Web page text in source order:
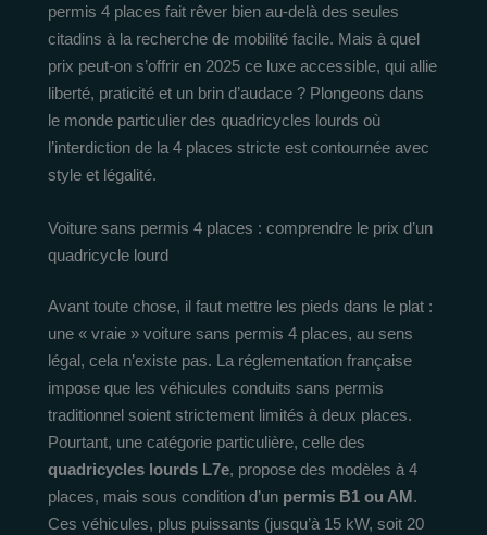
permis 4 places fait rêver bien au-delà des seules
citadins à la recherche de mobilité facile. Mais à quel
prix peut-on s’offrir en 2025 ce luxe accessible, qui allie
liberté, praticité et un brin d’audace ? Plongeons dans
le monde particulier des quadricycles lourds où
l’interdiction de la 4 places stricte est contournée avec
style et légalité.
Voiture sans permis 4 places : comprendre le prix d’un
quadricycle lourd
Avant toute chose, il faut mettre les pieds dans le plat :
une « vraie » voiture sans permis 4 places, au sens
légal, cela n’existe pas. La réglementation française
impose que les véhicules conduits sans permis
traditionnel soient strictement limités à deux places.
Pourtant, une catégorie particulière, celle des
quadricycles lourds L7e, propose des modèles à 4
places, mais sous condition d’un permis B1 ou AM .
Ces véhicules, plus puissants (jusqu’à 15 kW, soit 20